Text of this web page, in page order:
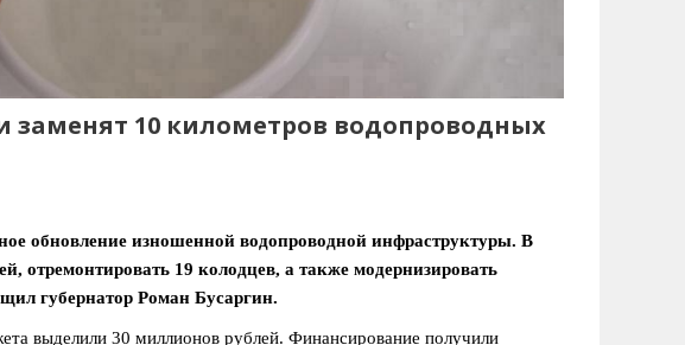
заменят 10 километров водопроводных
обновление изношенной водопроводной инфраструктуры. В
отремонтировать 19 колодцев, а также модернизировать
губернатор Роман Бусаргин.
выделили 30 миллионов рублей. Финансирование получили